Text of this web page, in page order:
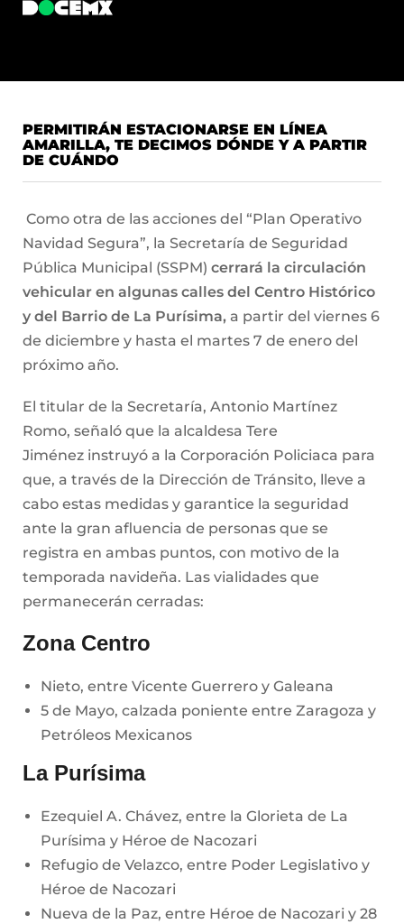
PERMITIRÁN ESTACIONARSE EN LÍNEA
AMARILLA, TE DECIMOS DÓNDE Y A PARTIR
DE CUÁNDO
Como otra de las acciones del “Plan Operativo
Navidad Segura”, la Secretaría de Seguridad
Pública Municipal (SSPM) cerrará la circulación
vehicular en algunas calles del Centro Histórico
y del Barrio de La Purísima, a partir del viernes 6
de diciembre y hasta el martes 7 de enero del
próximo año.
El titular de la Secretaría, Antonio Martínez
Romo, señaló que la alcaldesa Tere
Jiménez instruyó a la Corporación Policiaca para
que, a través de la Dirección de Tránsito, lleve a
cabo estas medidas y garantice la seguridad
ante la gran afluencia de personas que se
registra en ambas puntos, con motivo de la
temporada navideña. Las vialidades que
permanecerán cerradas:
Zona Centro
Nieto, entre Vicente Guerrero y Galeana
5 de Mayo, calzada poniente entre Zaragoza y
Petróleos Mexicanos
La Purísima
Ezequiel A. Chávez, entre la Glorieta de La
Purísima y Héroe de Nacozari
Refugio de Velazco, entre Poder Legislativo y
Héroe de Nacozari
Nueva de la Paz, entre Héroe de Nacozari y 28